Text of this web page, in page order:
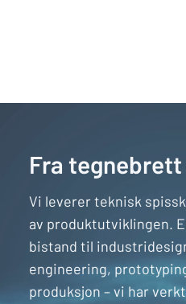
Fra
Vi leverer teknisk
av produktutviklingen.
bistand til
engineering,
produksjon – vi har